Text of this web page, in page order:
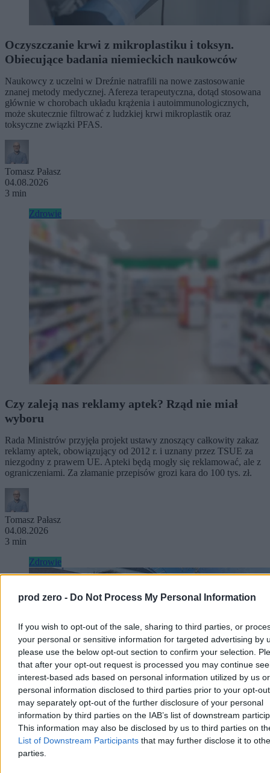
prod zero - Do Not Process My Personal Information
If you wish to opt-out of the sale, sharing to third parties, or
your personal or sensitive information for targeted advertising by
please use the below opt-out section to confirm your selection.
that after your opt-out request is processed you may continue
interest-based ads based on personal information utilized by us or
personal information disclosed to third parties prior to your opt-
may separately opt-out of the further disclosure of your personal
information by third parties on the IAB’s list of downstream
This information may also be disclosed by us to third parties on
List of Downstream Participants that may further disclose it to
parties.
Oczyszczanie krwi z mikroplastiku i toksyn.
Obiecujące badania niemieckich naukowców
Naukowcy z uczelni w Dreźnie natrafili na nowe zastosowanie
znanej metody medycznej. Afereza terapeutyczna, dotąd stosowana
głównie w chorobach układu krążenia i autoimmunologicznych,
może skutecznie filtrować z ludzkiej krwi mikroplastik oraz
toksyczne związki PFAS.
Tomasz Pałasz
04.08.2026
3 min
Zdrowie
Czy zaleją nas reklamy aptek? Rząd nie miał
wyboru
Rada Ministrów przyjęła projekt ustawy znoszący całkowity zakaz
reklamy aptek, obowiązujący od 2012 r. i uznany przez TSUE za
niezgodny z prawem UE. Apteki będą mogły się reklamować, ale z
ograniczeniami. Za złamanie przepisów grozi kara do 100 tys. zł.
Tomasz Pałasz
04.08.2026
3 min
Zdrowie
„Jo nie chcioła, jo nie wiedzioła”, czyli była